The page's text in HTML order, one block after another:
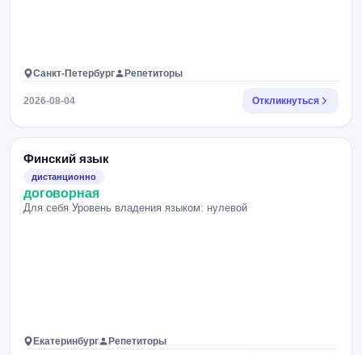
Санкт-Петербург Репетиторы
2026-08-04 Откликнуться
Финский язык
дистанционно
договорная
Для себя Уровень владения языком: нулевой
Екатеринбург Репетиторы